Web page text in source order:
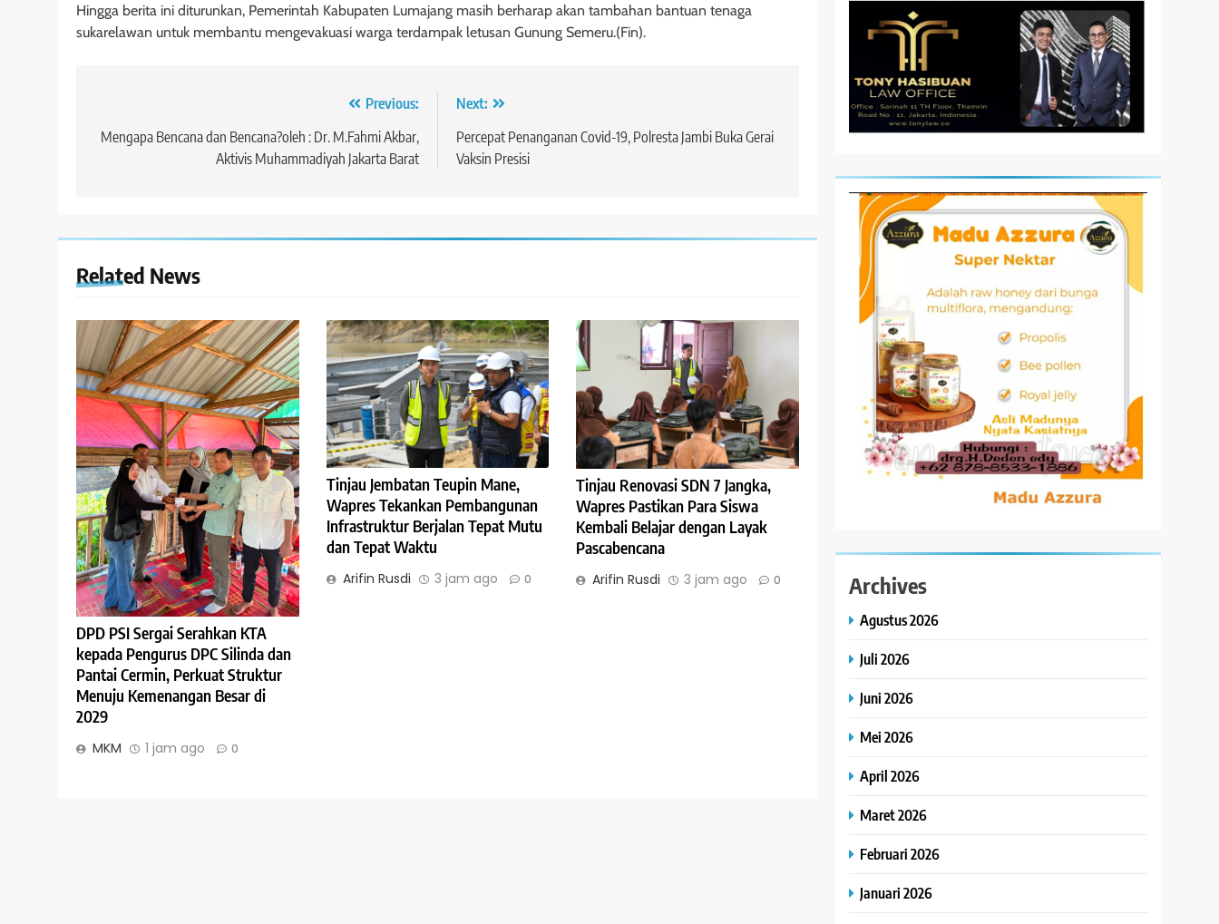
Hingga berita ini diturunkan, Pemerintah Kabupaten Lumajang masih berharap akan tambahan bantuan tenaga
sukarelawan untuk membantu mengevakuasi warga terdampak letusan Gunung Semeru.(Fin).
pos
Previous:
Mengapa Bencana dan Bencana?oleh : Dr. M.Fahmi Akbar,
Aktivis Muhammadiyah Jakarta Barat
Next:
Percepat Penanganan Covid-19, Polresta Jambi Buka Gerai
Vaksin Presisi
Related News
DPD PSI Sergai Serahkan KTA
kepada Pengurus DPC Silinda dan
Pantai Cermin, Perkuat Struktur
Menuju Kemenangan Besar di
2029
MKM 1 jam ago 0
Tinjau Jembatan Teupin Mane,
Wapres Tekankan Pembangunan
Infrastruktur Berjalan Tepat Mutu
dan Tepat Waktu
Arifin Rusdi 3 jam ago 0
Tinjau Renovasi SDN 7 Jangka,
Wapres Pastikan Para Siswa
Kembali Belajar dengan Layak
Pascabencana
Arifin Rusdi 3 jam ago 0 Archives
Agustus 2026
Juli 2026
Juni 2026
Mei 2026
April 2026
Maret 2026
Februari 2026
Januari 2026